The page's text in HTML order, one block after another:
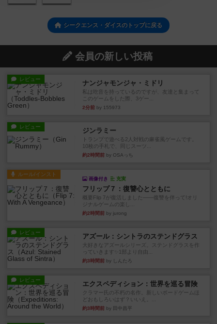
シークエンス・ダイスのトップに戻る
会員の新しい投稿
レビュー ナンジャモンジャ・ミドリ
私は吃音を持っているのですが、友達と集まって
このゲームをした際、3ゲー...
2分前 by 155973
レビュー ジンラミー
トランプで遊べる2人対戦の麻雀風ゲームです。
10枚の手札で、同じスーツ...
約2時間前 by OSAっち
ルール/インスト
画像付き 充実
フリップ７：復讐心とともに
概要Flip 7が復活しました――復讐を伴って!オリ
ジナルゲームの楽し...
約2時間前 by jurong
レビュー アズール：シントラのステンドグラス
大好きなアズールシリーズ。ステンドグラスを作
っていきます✨1部より自由...
約3時間前 by しんたろ
レビュー エクスペディション：世界を巡る冒険
クラマー氏の不朽の名作。新しいボードゲームほ
どおもしろいはず？いいえ。...
約3時間前 by 田中昌平